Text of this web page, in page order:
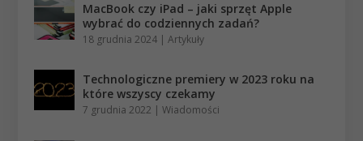
MacBook czy iPad – jaki sprzęt Apple
wybrać do codziennych zadań?
18 grudnia 2024 |Artykuły
Technologiczne premiery w 2023 roku na
które wszyscy czekamy
7 grudnia 2022 |Wiadomości